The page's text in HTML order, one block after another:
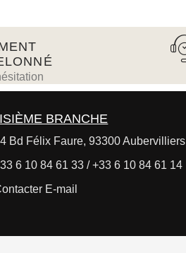
BRANCHE
Bd Félix Faure, 93300 Aubervilliers
6 10 84 61 33 / +33 6 10 84 61 14
E-mail